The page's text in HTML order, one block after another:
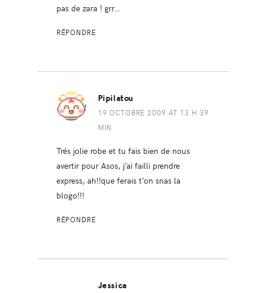
pas de zara ! grr…
RÉPONDRE
Pipilatou
19 OCTOBRE 2009 AT 13 H 39
MIN
Trés jolie robe et tu fais bien de nous
avertir pour Asos, j’ai failli prendre
express, ah!!que ferais t’on snas la
blogo!!!
RÉPONDRE
Jessica